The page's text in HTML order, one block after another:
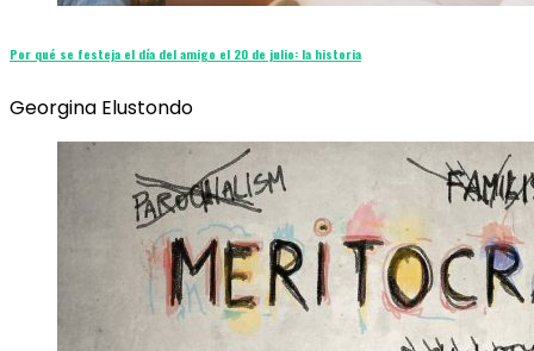
Por qué se festeja el día del amigo el 20 de julio: la historia
Georgina Elustondo